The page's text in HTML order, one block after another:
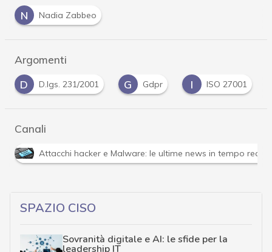
N
Nadia Zabbeo
Argomenti
D
D.lgs. 231/2001 G Gdpr I ISO 27001
Canali
Attacchi hacker e Malware: le ultime news in tempo
SPAZIO CISO
Sovranità digitale e AI: le sfide per la
leadership IT